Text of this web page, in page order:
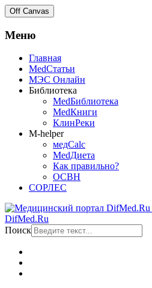
Off Canvas
Меню
Главная
MedСтатьи
МЭС Онлайн
Библиотека
MedБиблиотека
MedКниги
КлинРеки
M-helper
медCalc
MedДиета
Как правильно?
ОСВН
СОРЛЕС
DifMed.Ru
Поиск